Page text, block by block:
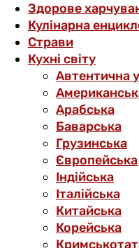
Здорове
Кулінарна
Страви
Кухні світу
Автентична
Арабська
Баварська
Грузинська
Європейська
Індійська
Італійська
Китайська
Корейська